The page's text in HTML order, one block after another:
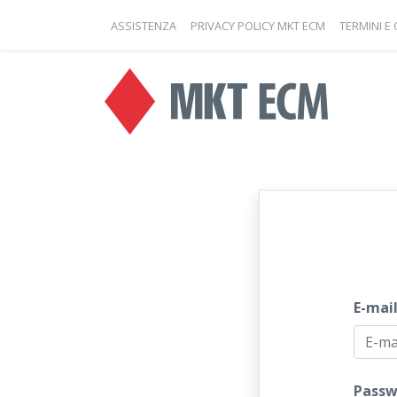
ASSISTENZA PRIVACY POLICY MKT ECM TERMINI E
E-mail